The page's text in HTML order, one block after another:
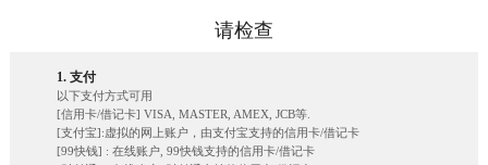
请检查
1. 支付
以下支付方式可用
[信用卡/借记卡] VISA, MASTER, AMEX, JCB等.
[支付宝]:虚拟的网上账户，由支付宝支持的信用卡/借记卡
[99快钱] : 在线账户, 99快钱支持的信用卡/借记卡